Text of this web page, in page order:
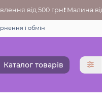
від 500 грн❗ Малина
i обмін
Каталог товарів